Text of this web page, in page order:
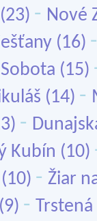
(23) - Nové
(16)
(15)
(14) -
-
Kubín (10)
(10) - Žiar
(9) - Trstená